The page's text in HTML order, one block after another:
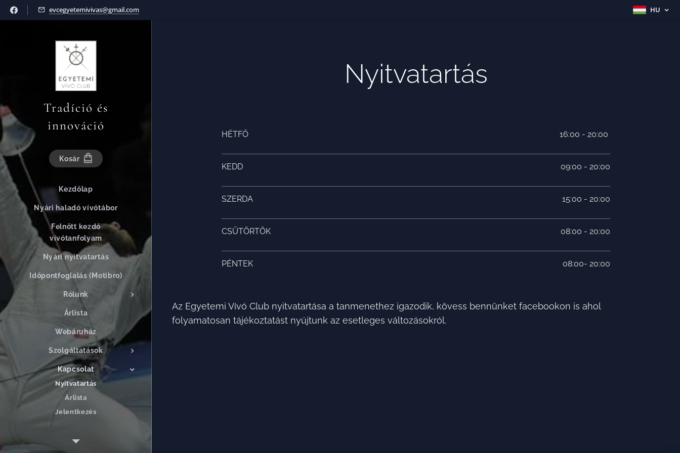
evcegyetemivivas@gmail.com HU
Tradíció és
innováció
Kosár
Kezdőlap
Nyári haladó vívótábor
Felnőtt kezdő
vívótanfolyam
Nyári nyitvatartás
Időpontfoglalás (Motibro)
Rólunk
Árlista
Webáruház
Szolgáltatások
Kapcsolat
Nyitvatartás
Árlista
Jelentkezés
Nyitvatartás
HÉTFŐ 16:00 - 20:00
KEDD 09:00 - 20:00
SZERDA 15:00 - 20:00
CSÜTÖRTÖK 08:00 - 20:00
PÉNTEK 08:00- 20:00
Az Egyetemi Vívó Club nyitvatartása a tanmenethez igazodik, kövess bennünket facebookon is ahol
folyamatosan tájékoztatást nyújtunk az esetleges változásokról.